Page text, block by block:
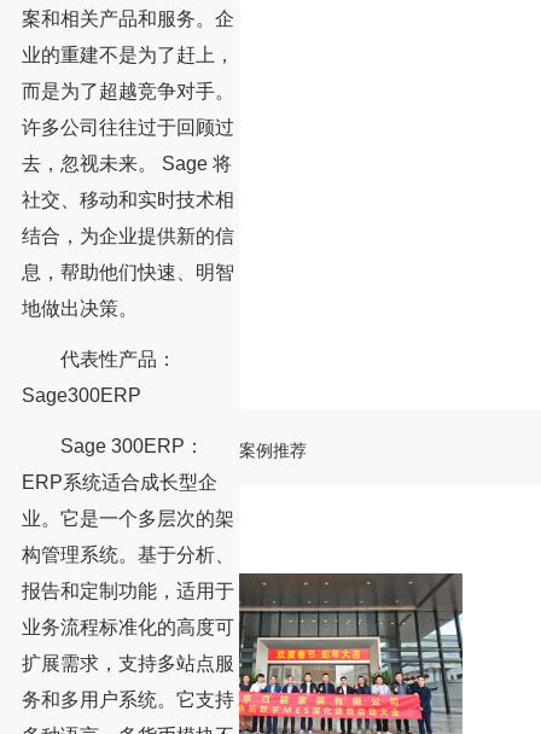
案和相关产品和服务。企
业的重建不是为了赶上，
而是为了超越竞争对手。
许多公司往往过于回顾过
去，忽视未来。 Sage 将
社交、移动和实时技术相
结合，为企业提供新的信
息，帮助他们快速、明智
地做出决策。
代表性产品：
Sage300ERP
Sage 300ERP：
ERP系统适合成长型企
业。它是一个多层次的架
构管理系统。基于分析、
报告和定制功能，适用于
业务流程标准化的高度可
扩展需求，支持多站点服
务和多用户系统。它支持
案例推荐